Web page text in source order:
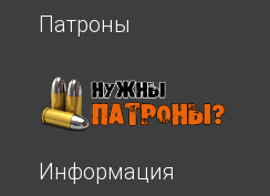
Патроны
Информация